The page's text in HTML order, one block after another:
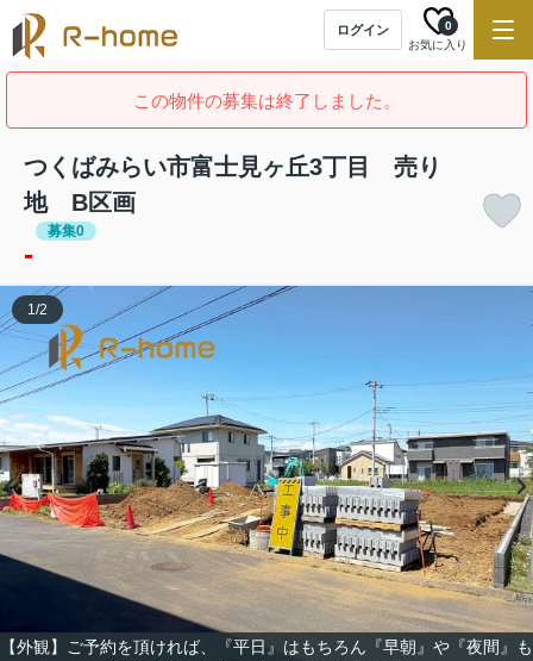
ログイン
お気に入り
0
この物件の募集は終了しました。
つくばみらい市富士見ヶ丘3丁目 売り
地 B区画
募集0
-
【外観】ご予約を頂ければ、『平日』はもちろん『早朝』や『夜間』も
1/2